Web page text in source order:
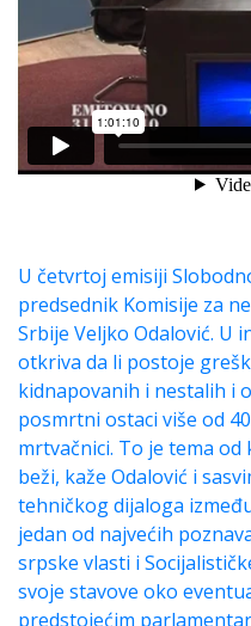
U četvrtoj emisiji
predsednik Komisije za
Srbije Veljko Odalović. U
otkriva da li postoje
kidnapovanih i nestalih i
posmrtni ostaci više od
mrtvačnici. To je tema od
beži, kaže Odalović i
tehničkog dijaloga
jedan od najvećih
srpske vlasti i
svoje stavove oko
predstojećim